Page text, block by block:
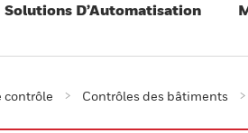
Solutions D’Automatisation
contrôle Contrôles des bâtiments